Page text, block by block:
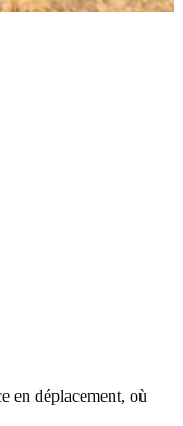
en déplacement, où